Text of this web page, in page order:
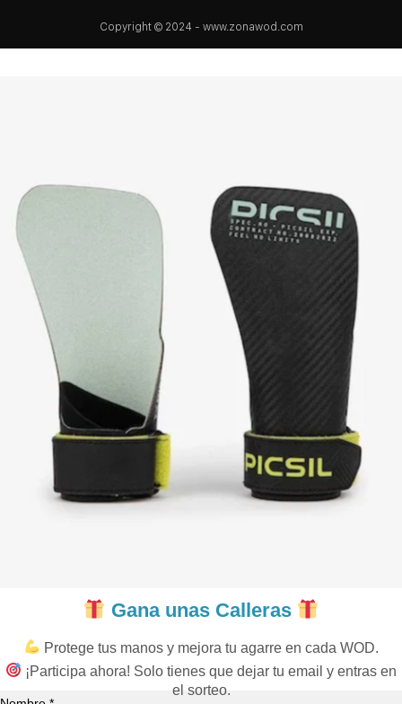
Copyright © 2024 - www.zonawod.com
Gana unas Calleras
Protege tus manos y mejora tu agarre en cada WOD.
¡Participa ahora! Solo tienes que dejar tu email y entras en
el sorteo.